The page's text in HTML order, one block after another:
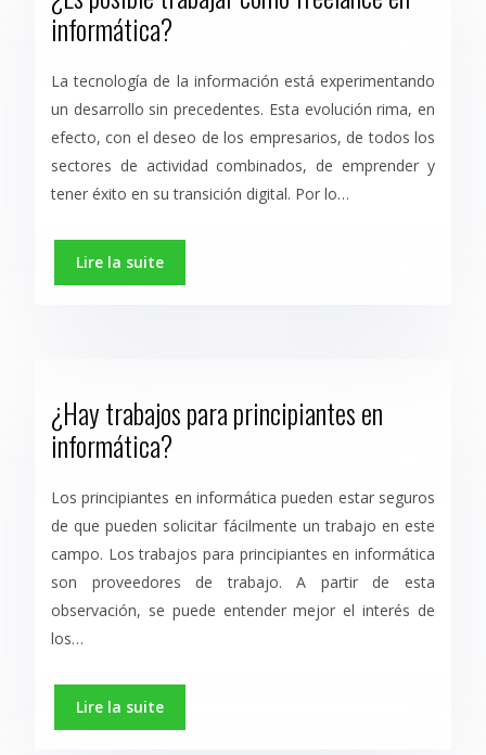
informática?
La tecnología de la información está experimentando
un desarrollo sin precedentes. Esta evolución rima, en
efecto, con el deseo de los empresarios, de todos los
sectores de actividad combinados, de emprender y
tener éxito en su transición digital. Por lo…
Lire la suite
¿Hay trabajos para principiantes en
informática?
Los principiantes en informática pueden estar seguros
de que pueden solicitar fácilmente un trabajo en este
campo. Los trabajos para principiantes en informática
son proveedores de trabajo. A partir de esta
observación, se puede entender mejor el interés de
los…
Lire la suite